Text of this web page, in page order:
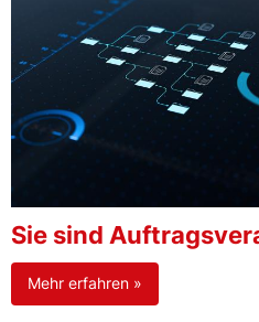
Sie sind
Mehr erfahren »